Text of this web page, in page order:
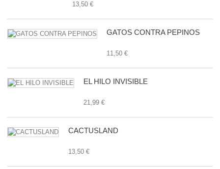
13,50 €
GATOS CONTRA PEPINOS
11,50 €
EL HILO INVISIBLE
21,99 €
CACTUSLAND
13,50 €